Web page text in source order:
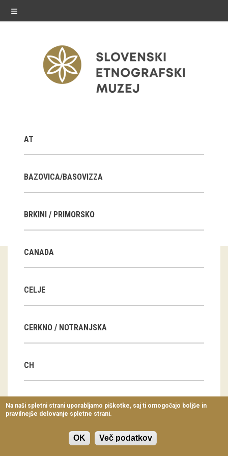
≡
Stalne razstave
Občasne razstave
E-razstave
Arhiv razstav
dogodki
Predavanja
Delavnice
Vodeni ogledi
AT
BAZOVICA/BASOVIZZA
BRKINI / PRIMORSKO
CANADA
CELJE
CERKNO / NOTRANJSKA
CH
CN
Na naši spletni strani uporabljamo piškotke, saj ti omogočajo boljše in
pravilnejše delovanje spletne strani.
OK Več podatkov